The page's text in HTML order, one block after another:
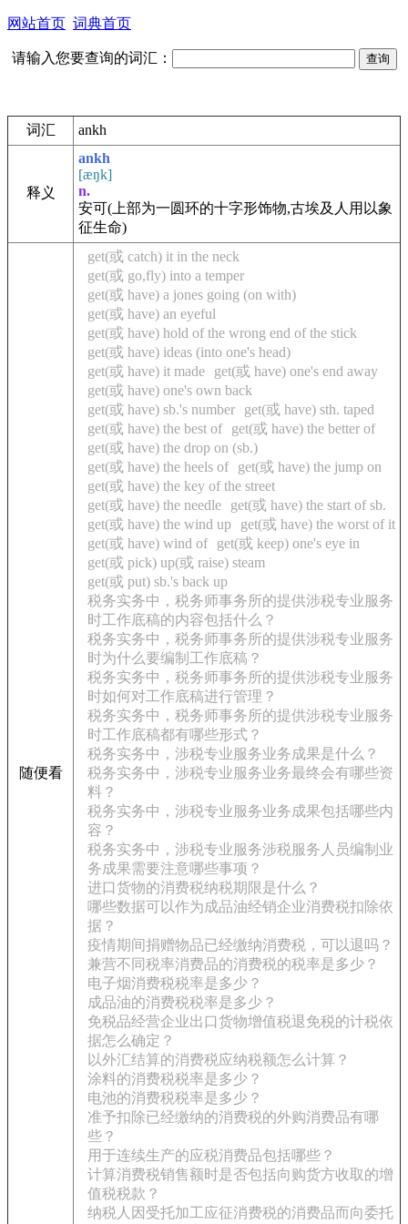
网站首页 词典首页
请输入您要查询的词汇：
词汇 ankh
释义
ankh
[æŋk]
n.
安可(上部为一圆环的十字形饰物,古埃及人用以象
征生命)
随便看
get(或 catch) it in the neck
get(或 go,fly) into a temper
get(或 have) a jones going (on with)
get(或 have) an eyeful
get(或 have) hold of the wrong end of the stick
get(或 have) ideas (into one's head)
get(或 have) it made
get(或 have) one's end away
get(或 have) one's own back
get(或 have) sb.'s number
get(或 have) sth. taped
get(或 have) the best of
get(或 have) the better of
get(或 have) the drop on (sb.)
get(或 have) the heels of
get(或 have) the jump on
get(或 have) the key of the street
get(或 have) the needle
get(或 have) the start of sb.
get(或 have) the wind up
get(或 have) the worst of it
get(或 have) wind of
get(或 keep) one's eye in
get(或 pick) up(或 raise) steam
get(或 put) sb.'s back up
税务实务中，税务师事务所的提供涉税专业服务
时工作底稿的内容包括什么？
税务实务中，税务师事务所的提供涉税专业服务
时为什么要编制工作底稿？
税务实务中，税务师事务所的提供涉税专业服务
时如何对工作底稿进行管理？
税务实务中，税务师事务所的提供涉税专业服务
时工作底稿都有哪些形式？
税务实务中，涉税专业服务业务成果是什么？
税务实务中，涉税专业服务业务最终会有哪些资
料？
税务实务中，涉税专业服务业务成果包括哪些内
容？
税务实务中，涉税专业服务涉税服务人员编制业
务成果需要注意哪些事项？
进口货物的消费税纳税期限是什么？
哪些数据可以作为成品油经销企业消费税扣除依
据？
疫情期间捐赠物品已经缴纳消费税，可以退吗？
兼营不同税率消费品的消费税的税率是多少？
电子烟消费税税率是多少？
成品油的消费税税率是多少？
免税品经营企业出口货物增值税退免税的计税依
据怎么确定？
以外汇结算的消费税应纳税额怎么计算？
涂料的消费税税率是多少？
电池的消费税税率是多少？
准予扣除已经缴纳的消费税的外购消费品有哪
些？
用于连续生产的应税消费品包括哪些？
计算消费税销售额时是否包括向购货方收取的增
值税税款？
纳税人因受托加工应征消费税的消费品而向委托